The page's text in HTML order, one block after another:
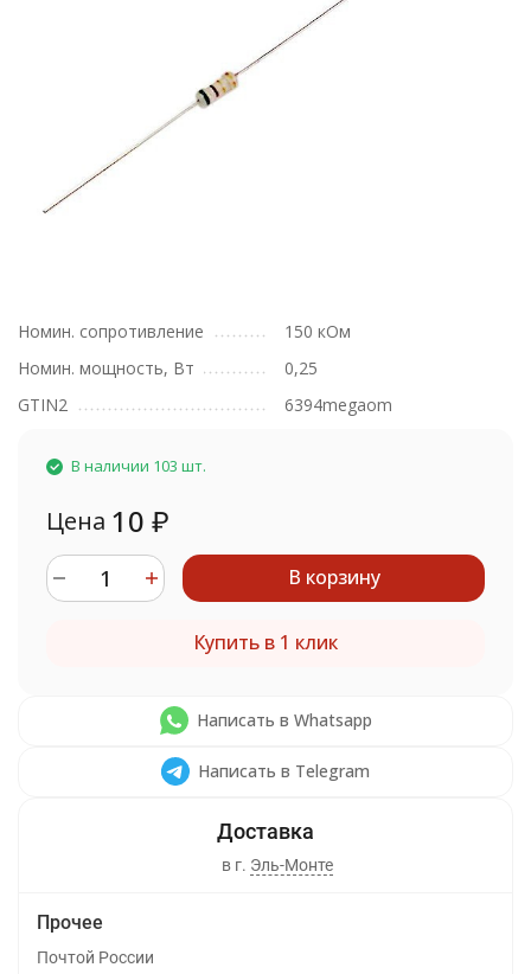
Номин. сопротивление
150 кОм
Номин. мощность, Вт
0,25
GTIN2
6394megaom
В наличии 103 шт.
Цена 10 ₽
В корзину
Купить в 1 клик
Написать в Whatsapp
Написать в Telegram
в г. Эль-Монте
Прочее
Почтой России